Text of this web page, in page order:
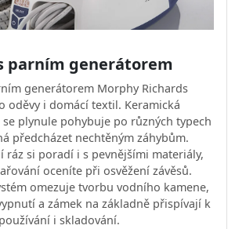
parním generátorem
generátorem Morphy Richards
oděvy i domácí textil. Keramická
plynule pohybuje po různých typech
předcházet nechtěným záhybům.
ráz si poradí i s pevnějšími materiály,
oceníte při osvěžení závěsů.
omezuje tvorbu vodního kamene,
a zámek na základně přispívají k
i skladování.